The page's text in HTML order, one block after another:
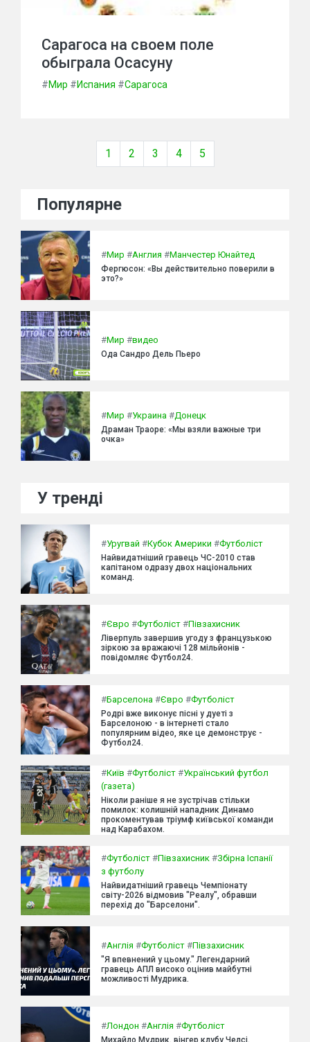
Сарагоса на своем поле
обыграла Осасуну
#Мир #Испания #Сарагоса
1 2 3 4 5
Популярне
#Мир #Англия #Манчестер Юнайтед
Фергюсон: «Вы действительно поверили в
это?»
#Мир #видео
Ода Сандро Дель Пьеро
#Мир #Украина #Донецк
Драман Траоре: «Мы взяли важные три
очка»
У тренді
#Уругвай #Кубок Америки #Футболіст
Найвидатніший гравець ЧС-2010 став
капітаном одразу двох національних
команд.
#Євро #Футболіст #Півзахисник
Ліверпуль завершив угоду з французькою
зіркою за вражаючі 128 мільйонів -
повідомляє Футбол24.
#Барселона #Євро #Футболіст
Родрі вже виконує пісні у дуеті з
Барселоною - в інтернеті стало
популярним відео, яке це демонструє -
Футбол24.
#Київ #Футболіст #Український футбол
(газета)
Ніколи раніше я не зустрічав стільки
помилок: колишній нападник Динамо
прокоментував тріумф київської команди
над Карабахом.
#Футболіст #Півзахисник #Збірна Іспанії
з футболу
Найвидатніший гравець Чемпіонату
світу-2026 відмовив "Реалу", обравши
перехід до "Барселони".
#Англія #Футболіст #Півзахисник
"Я впевнений у цьому." Легендарний
гравець АПЛ високо оцінив майбутні
можливості Мудрика.
#Лондон #Англія #Футболіст
Михайло Мудрик, вінгер клубу Челсі,